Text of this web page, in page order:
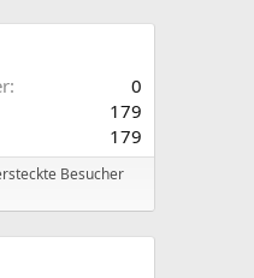
0
179
179
Besucher